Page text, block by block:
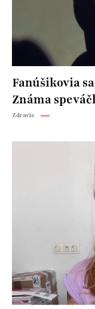
Fanúšikovia
Známa
Zdravie